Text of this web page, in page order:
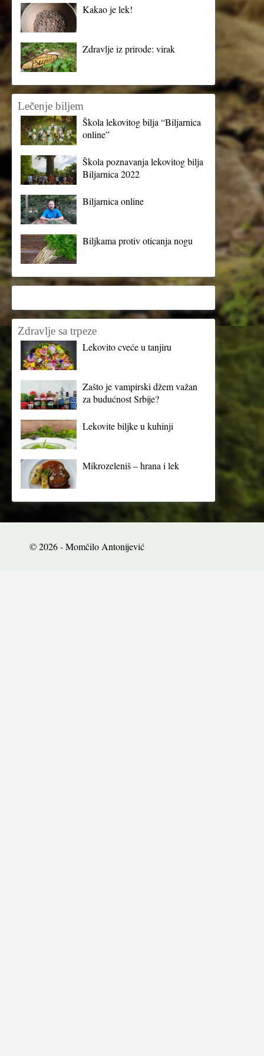
Kakao je lek!
Zdravlje iz prirode: virak
Lečenje biljem
Škola lekovitog bilja “Biljarnica
online”
Škola poznavanja lekovitog bilja
Biljarnica 2022
Biljarnica online
Biljkama protiv oticanja nogu
Zdravlje sa trpeze
Lekovito cveće u tanjiru
Zašto je vampirski džem važan
za budućnost Srbije?
Lekovite biljke u kuhinji
Mikrozeleniš – hrana i lek
© 2026 - Momčilo Antonijević